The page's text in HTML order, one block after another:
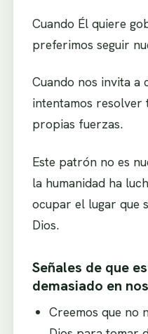
Cuando Él quiere
preferimos seguir
Cuando nos invita a
intentamos
propias fuerzas.
Este patrón no es
la humanidad ha
ocupar el lugar que
Dios.
Señales de que
demasiado en
Creemos que no